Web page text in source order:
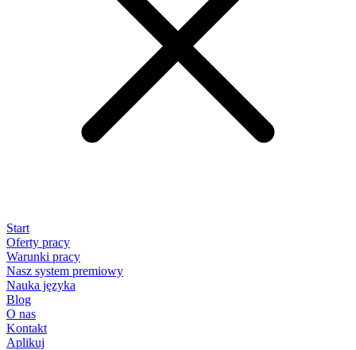
Start
Oferty pracy
Warunki pracy
Nasz system premiowy
Nauka języka
Blog
O nas
Kontakt
Aplikuj